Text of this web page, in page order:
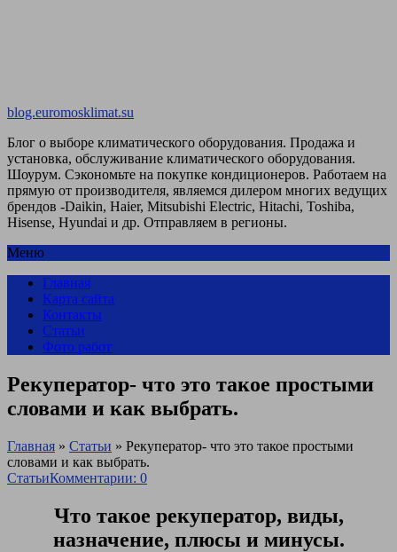
blog.euromosklimat.su
Блог о выборе климатического оборудования. Продажа и
установка, обслуживание климатического оборудования.
Шоурум. Сэкономьте на покупке кондиционеров. Работаем на
прямую от производителя, являемся дилером многих ведущих
брендов -Daikin, Haier, Mitsubishi Electric, Hitachi, Toshiba,
Hisense, Hyundai и др. Отправляем в регионы.
Меню
Главная
Карта сайта
Контакты
Статьи
Фото работ
Рекуператор- что это такое простыми
словами и как выбрать.
Главная » Статьи » Рекуператор- что это такое простыми
словами и как выбрать.
СтатьиКомментарии: 0
Что такое рекуператор, виды,
назначение, плюсы и минусы.